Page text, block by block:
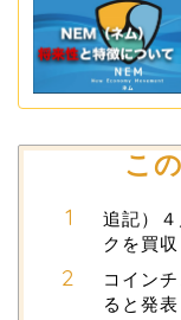
こ
追記）
クを買
コイン
ると発表